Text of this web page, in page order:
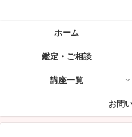
ホーム
鑑定・ご相談
講座一覧
お問